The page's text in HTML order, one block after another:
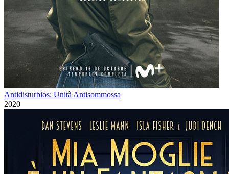
Antidisturbios: Unità Antisommossa
2020